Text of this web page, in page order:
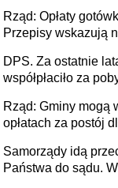
Rząd: Opłaty
Przepisy wskazują
DPS. Za ostatnie
współpłaciło za
Rząd: Gminy mogą
opłatach za postój
Samorządy idą
Państwa do sądu.